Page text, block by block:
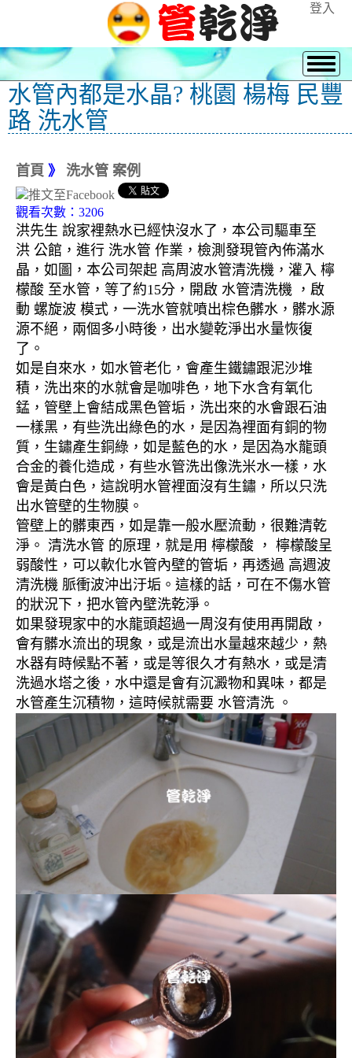
登入
水管內都是水晶? 桃園 楊梅 民豐
路 洗水管
首頁 》 洗水管 案例
觀看次數：3206
洪先生 說家裡熱水已經快沒水了，本公司驅車至
洪 公館，進行 洗水管 作業，檢測發現管內佈滿水
晶，如圖，本公司架起 高周波水管清洗機，灌入 檸
檬酸 至水管，等了約15分，開啟 水管清洗機 ，啟
動 螺旋波 模式，一洗水管就噴出棕色髒水，髒水源
源不絕，兩個多小時後，出水變乾淨出水量恢復
了。
如是自來水，如水管老化，會產生鐵鏽跟泥沙堆
積，洗出來的水就會是咖啡色，地下水含有氧化
錳，管壁上會結成黑色管垢，洗出來的水會跟石油
一樣黑，有些洗出綠色的水，是因為裡面有銅的物
質，生鏽產生銅綠，如是藍色的水，是因為水龍頭
合金的養化造成，有些水管洗出像洗米水一樣，水
會是黃白色，這說明水管裡面沒有生鏽，所以只洗
出水管壁的生物膜。
管壁上的髒東西，如是靠一般水壓流動，很難清乾
淨。 清洗水管 的原理，就是用 檸檬酸 ， 檸檬酸呈
弱酸性，可以軟化水管內壁的管垢，再透過 高週波
清洗機 脈衝波沖出汙垢。這樣的話，可在不傷水管
的狀況下，把水管內壁洗乾淨。
如果發現家中的水龍頭超過一周沒有使用再開啟，
會有髒水流出的現象，或是流出水量越來越少，熱
水器有時候點不著，或是等很久才有熱水，或是清
洗過水塔之後，水中還是會有沉澱物和異味，都是
水管產生沉積物，這時候就需要 水管清洗 。